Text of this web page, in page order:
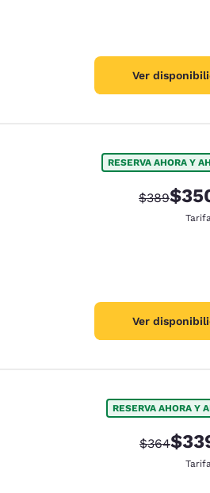
Ver
RESERVA AHORA Y
Precio
$389Precio
Ver
RESERVA AHORA Y
Precio
$364